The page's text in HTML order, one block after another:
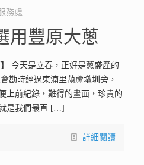
務處
用豐原大蔥
今天是立春，正好是蔥盛產的
勘時經過東湳里葫蘆墩圳旁，
上前紀錄，難得的畫面，珍貴的
是我們最直 […]
詳細閱讀